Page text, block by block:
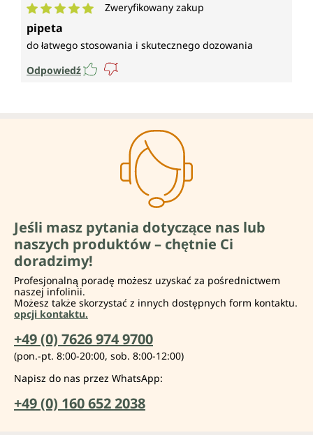
Średnia ocena 5 z 5 gwiazdek
Zweryfikowany zakup
pipeta
do łatwego stosowania i skutecznego dozowania
Odpowiedź
Jeśli masz pytania dotyczące nas lub
naszych produktów – chętnie Ci
doradzimy!
Profesjonalną poradę możesz uzyskać za pośrednictwem
naszej infolinii.
Możesz także skorzystać z innych dostępnych form kontaktu.
opcji kontaktu.
+49 (0) 7626 974 9700
(pon.-pt. 8:00-20:00, sob. 8:00-12:00)
Napisz do nas przez WhatsApp:
+49 (0) 160 652 2038